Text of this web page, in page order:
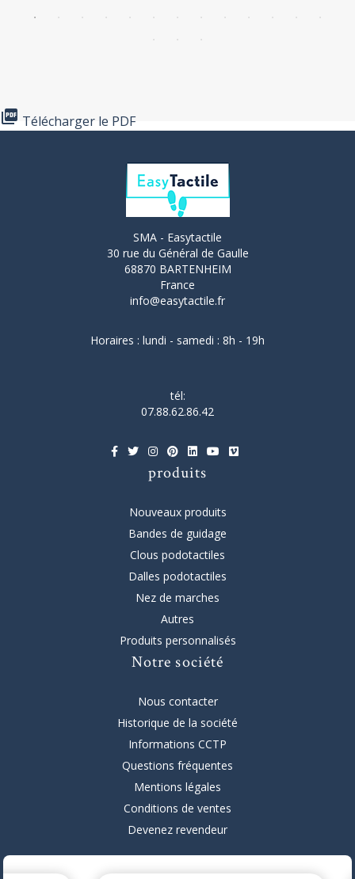
 Télécharger le PDF
SMA - Easytactile
30 rue du Général de Gaulle
68870 BARTENHEIM
France
info@easytactile.fr
Horaires : lundi - samedi : 8h - 19h
tél:
07.88.62.86.42
produits
Nouveaux produits
Bandes de guidage
Clous podotactiles
Dalles podotactiles
Nez de marches
Autres
Produits personnalisés
Notre société
Nous contacter
Historique de la société
Informations CCTP
Questions fréquentes
Mentions légales
Conditions de ventes
Devenez revendeur